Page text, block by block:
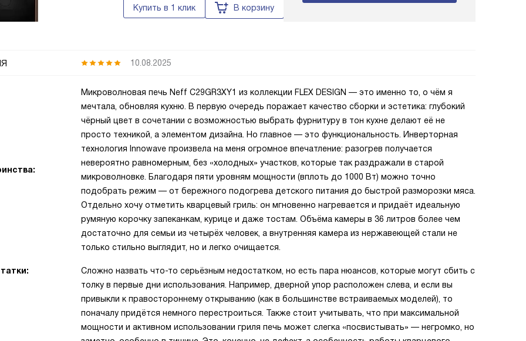
Купить в 1 клик В корзину
10.08.2025
Микроволновая печь Neff C29GR3XY1 из коллекции FLEX DESIGN — это именно то, о чём я
мечтала, обновляя кухню. В первую очередь поражает качество сборки и эстетика: глубокий
чёрный цвет в сочетании с возможностью выбрать фурнитуру в тон кухне делают её не
просто техникой, а элементом дизайна. Но главное — это функциональность. Инверторная
технология Innowave произвела на меня огромное впечатление: разогрев получается
невероятно равномерным, без «холодных» участков, которые так раздражали в старой
микроволновке. Благодаря пяти уровням мощности (вплоть до 1000 Вт) можно точно
подобрать режим — от бережного подогрева детского питания до быстрой разморозки мяса.
Отдельно хочу отметить кварцевый гриль: он мгновенно нагревается и придаёт идеальную
румяную корочку запеканкам, курице и даже тостам. Объёма камеры в 36 литров более чем
достаточно для семьи из четырёх человек, а внутренняя камера из нержавеющей стали не
только стильно выглядит, но и легко очищается.
Сложно назвать что-то серьёзным недостатком, но есть пара нюансов, которые могут сбить с
толку в первые дни использования. Например, дверной упор расположен слева, и если вы
привыкли к правостороннему открыванию (как в большинстве встраиваемых моделей), то
поначалу придётся немного перестроиться. Также стоит учитывать, что при максимальной
мощности и активном использовании гриля печь может слегка «посвистывать» — негромко, но